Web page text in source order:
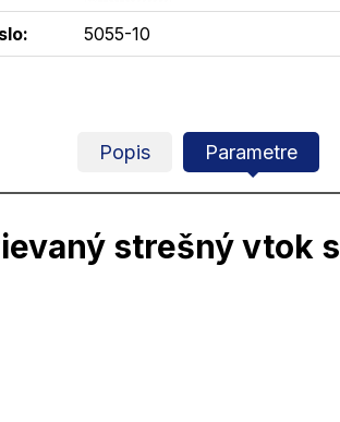
5055-10
Popis Parametre
strešný vtok s